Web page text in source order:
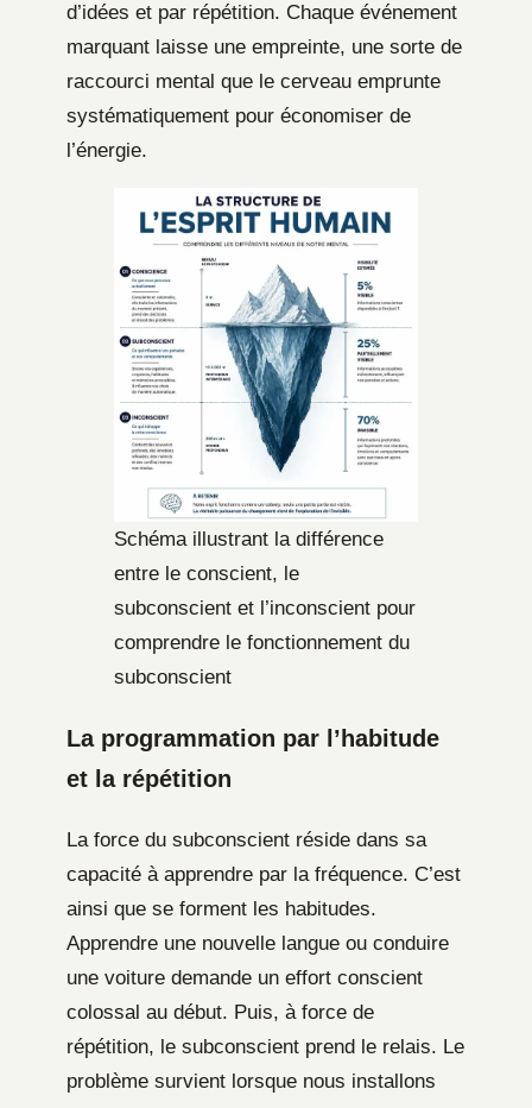
d’idées et par répétition. Chaque événement
marquant laisse une empreinte, une sorte de
raccourci mental que le cerveau emprunte
systématiquement pour économiser de
l’énergie.
Schéma illustrant la différence
entre le conscient, le
subconscient et l’inconscient pour
comprendre le fonctionnement du
subconscient
La programmation par l’habitude
et la répétition
La force du subconscient réside dans sa
capacité à apprendre par la fréquence. C’est
ainsi que se forment les habitudes.
Apprendre une nouvelle langue ou conduire
une voiture demande un effort conscient
colossal au début. Puis, à force de
répétition, le subconscient prend le relais. Le
problème survient lorsque nous installons